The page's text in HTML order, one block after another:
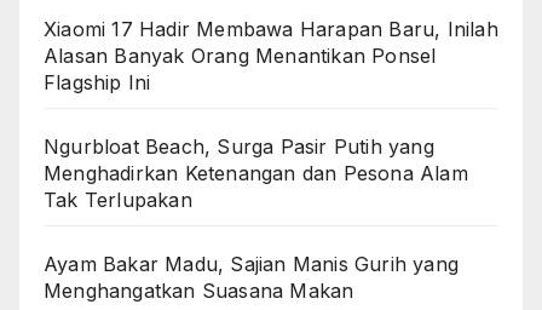
Xiaomi 17 Hadir Membawa Harapan Baru, Inilah
Alasan Banyak Orang Menantikan Ponsel
Flagship Ini
Ngurbloat Beach, Surga Pasir Putih yang
Menghadirkan Ketenangan dan Pesona Alam
Tak Terlupakan
Ayam Bakar Madu, Sajian Manis Gurih yang
Menghangatkan Suasana Makan